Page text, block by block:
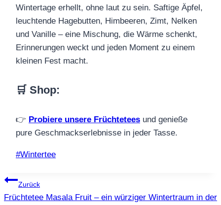
Wintertage erhellt, ohne laut zu sein. Saftige Äpfel,
leuchtende Hagebutten, Himbeeren, Zimt, Nelken
und Vanille – eine Mischung, die Wärme schenkt,
Erinnerungen weckt und jeden Moment zu einem
kleinen Fest macht.
🛒 Shop:
👉 Probiere unsere Früchtetees und genieße
pure Geschmackserlebnisse in jeder Tasse.
Schlagworte:
#Wintertee
Beitragsnavigation
Zurück
Früchtetee Masala Fruit – ein würziger Wintertraum in der